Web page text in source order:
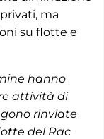
ma
su flotte e
hanno
attività di
rinviate
del Rac